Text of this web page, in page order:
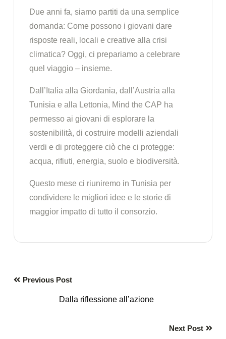
Due anni fa, siamo partiti da una semplice
domanda: Come possono i giovani dare
risposte reali, locali e creative alla crisi
climatica? Oggi, ci prepariamo a celebrare
quel viaggio – insieme.
Dall’Italia alla Giordania, dall’Austria alla
Tunisia e alla Lettonia, Mind the CAP ha
permesso ai giovani di esplorare la
sostenibilità, di costruire modelli aziendali
verdi e di proteggere ciò che ci protegge:
acqua, rifiuti, energia, suolo e biodiversità.
Questo mese ci riuniremo in Tunisia per
condividere le migliori idee e le storie di
maggior impatto di tutto il consorzio.
Previous Post
Dalla riflessione all’azione
Next Post